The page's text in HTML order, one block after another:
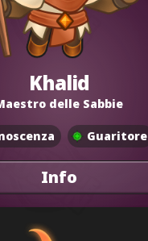
Khalid
delle Sabbie
Guaritore
Info